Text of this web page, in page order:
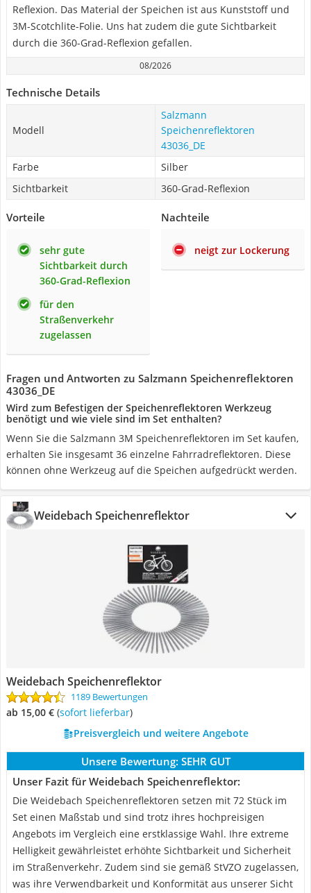
Reflexion. Das Material der Speichen ist aus Kunststoff und
3M-Scotchlite-Folie. Uns hat zudem die gute Sichtbarkeit
durch die 360-Grad-Reflexion gefallen.
08/2026
Technische Details
Modell
Salzmann
Speichenreflektoren
43036_DE
Farbe
Silber
Sichtbarkeit
360-Grad-Reflexion
Vorteile
sehr gute
Sichtbarkeit durch
360-Grad-Reflexion
für den
Straßenverkehr
zugelassen
Nachteile
neigt zur Lockerung
Fragen und Antworten zu Salzmann Speichenreflektoren
43036_DE
Wird zum Befestigen der Speichenreflektoren Werkzeug
benötigt und wie viele sind im Set enthalten?
Wenn Sie die Salzmann 3M Speichenreflektoren im Set kaufen,
erhalten Sie insgesamt 36 einzelne Fahrradreflektoren. Diese
können ohne Werkzeug auf die Speichen aufgedrückt werden.
Weidebach Speichenreflektor
Weidebach Speichenreflektor
1189 Bewertungen
ab 15,00 € ( Sofort lieferbar)
Preisvergleich und weitere Angebote
Unsere Bewertung: SEHR GUT
Unser Fazit für Weidebach Speichenreflektor:
Die Weidebach Speichenreflektoren setzen mit 72 Stück im
Set einen Maßstab und sind trotz ihres hochpreisigen
Angebots im Vergleich eine erstklassige Wahl. Ihre extreme
Helligkeit gewährleistet erhöhte Sichtbarkeit und Sicherheit
im Straßenverkehr. Zudem sind sie gemäß StVZO zugelassen,
was ihre Verwendbarkeit und Konformität aus unserer Sicht